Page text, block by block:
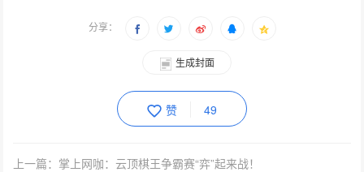
分享：
生成封面
赞 49
上一篇：掌上网咖：云顶棋王争霸赛“弈”起来战！